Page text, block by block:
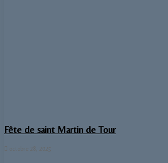
Fête de saint Martin de Tour
octobre 28, 2025